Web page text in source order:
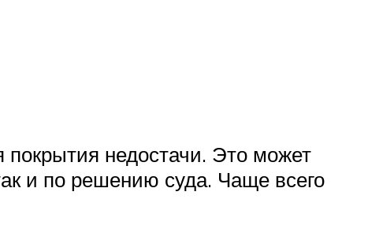
недостачи. Это может
и по решению суда. Чаще всего